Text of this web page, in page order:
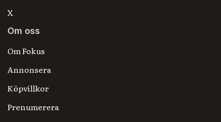
X
Om oss
Om Fokus
Annonsera
Köpvillkor
Prenumerera